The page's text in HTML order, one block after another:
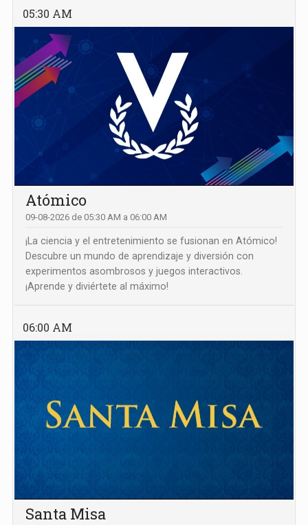
05:30 AM
Atómico
09-08-2026 de 05:30 AM a 06:00 AM
¡La ciencia y el entretenimiento se fusionan en Atómico!
Descubre un mundo de aprendizaje y diversión con
experimentos asombrosos y juegos interactivos.
¡Aprende y diviértete al máximo!
06:00 AM
Santa Misa